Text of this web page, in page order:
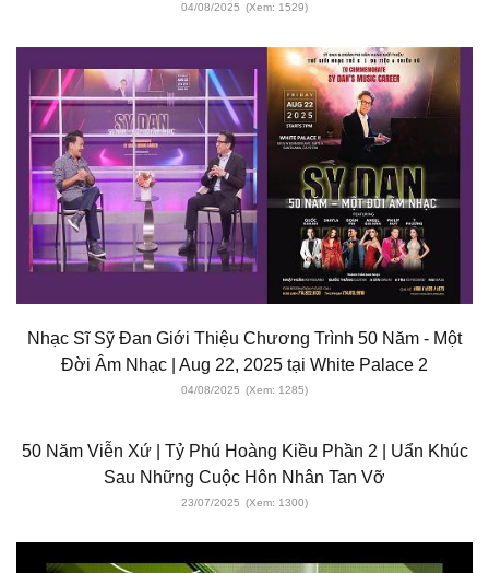
04/08/2025 (Xem: 1529)
Nhạc Sĩ Sỹ Đan Giới Thiệu Chương Trình 50 Năm - Một
Đời Âm Nhạc | Aug 22, 2025 tại White Palace 2
04/08/2025 (Xem: 1285)
50 Năm Viễn Xứ | Tỷ Phú Hoàng Kiều Phần 2 | Uẩn Khúc
Sau Những Cuộc Hôn Nhân Tan Vỡ
23/07/2025 (Xem: 1300)